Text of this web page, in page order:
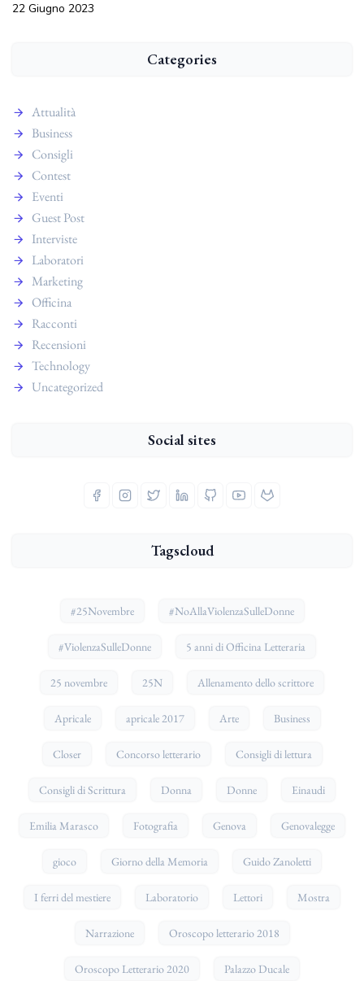
22 Giugno 2023
Categories
Attualità
Business
Consigli
Contest
Eventi
Guest Post
Interviste
Laboratori
Marketing
Officina
Racconti
Recensioni
Technology
Uncategorized
Social sites
Tagscloud
#25Novembre #NoAllaViolenzaSulleDonne
#ViolenzaSulleDonne 5 anni di Officina Letteraria
25 novembre 25N Allenamento dello scrittore
Apricale apricale 2017 Arte Business
Closer Concorso letterario Consigli di lettura
Consigli di Scrittura Donna Donne Einaudi
Emilia Marasco Fotografia Genova Genovalegge
gioco Giorno della Memoria Guido Zanoletti
I ferri del mestiere Laboratorio Lettori Mostra
Narrazione Oroscopo letterario 2018
Oroscopo Letterario 2020 Palazzo Ducale